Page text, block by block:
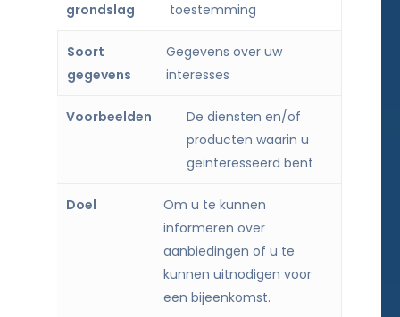
toestemming
Gegevens over uw
interesses
De diensten en/of
producten waarin u
geïnteresseerd bent
Om u te kunnen
informeren over
aanbiedingen of u te
kunnen uitnodigen voor
een bijeenkomst.